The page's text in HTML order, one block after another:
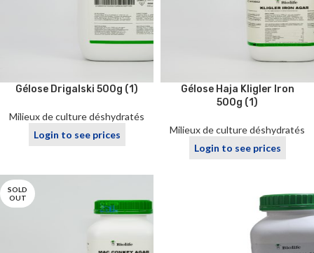
Gélose Drigalski 500g (1)
Milieux de culture déshydratés
Login to see prices
Gélose Haja Kligler Iron
500g (1)
Milieux de culture déshydratés
Login to see prices
SOLD
OUT